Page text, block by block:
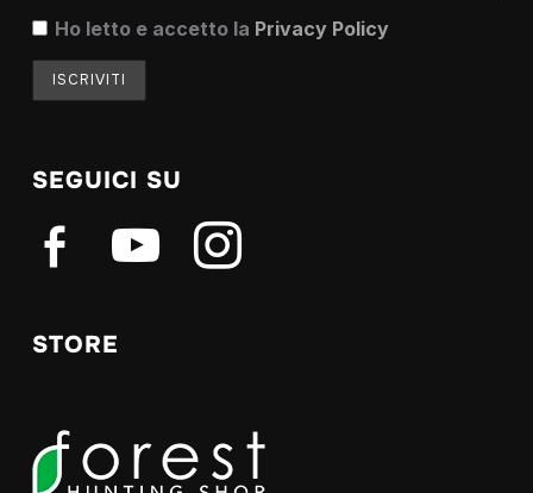
Ho letto e accetto la Privacy Policy
SEGUICI SU
facebook- youtube instagram
STORE